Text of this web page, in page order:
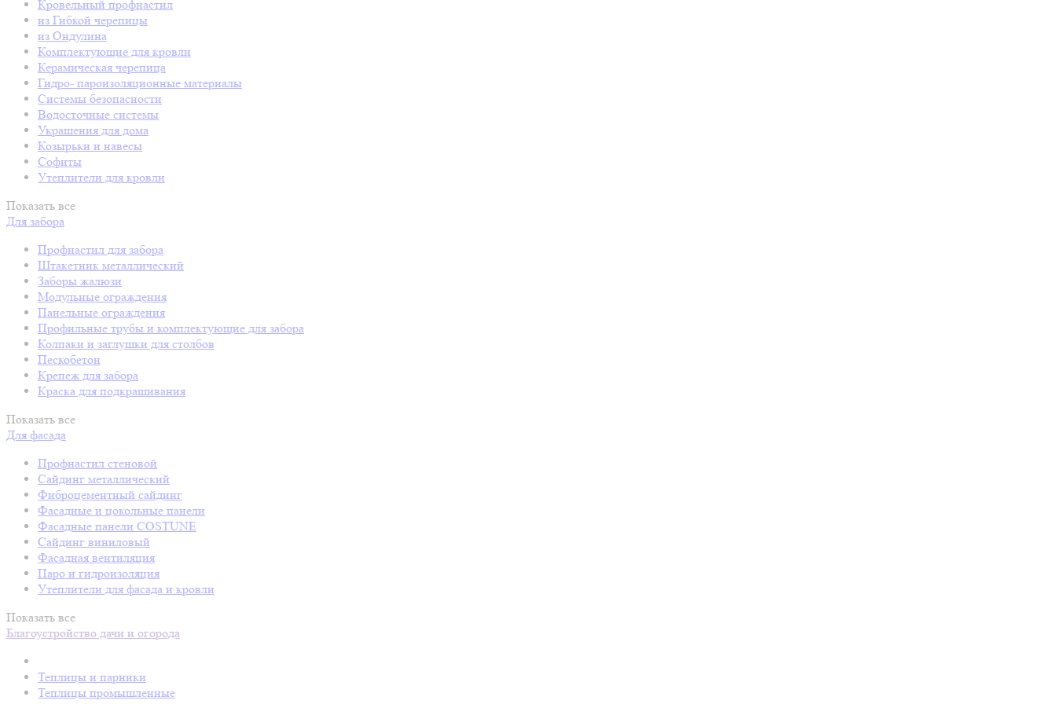
Кровельный профнастил
из Гибкой черепицы
из Ондулина
Комплектующие для кровли
Керамическая черепица
Гидро- пароизоляционные материалы
Системы безопасности
Водосточные системы
Украшения для дома
Козырьки и навесы
Софиты
Утеплители для кровли
Показать все
Для забора
Профнастил для забора
Штакетник металлический
Заборы жалюзи
Модульные ограждения
Панельные ограждения
Профильные трубы и комплектующие для забора
Колпаки и заглушки для столбов
Пескобетон
Крепеж для забора
Краска для подкрашивания
Показать все
Для фасада
Профнастил стеновой
Сайдинг металлический
Фиброцементный сайдинг
Фасадные и цокольные панели
Фасадные панели COSTUNE
Сайдинг виниловый
Фасадная вентиляция
Паро и гидроизоляция
Утеплители для фасада и кровли
Показать все
Благоустройство дачи и огорода
Теплицы и парники
Теплицы промышленные